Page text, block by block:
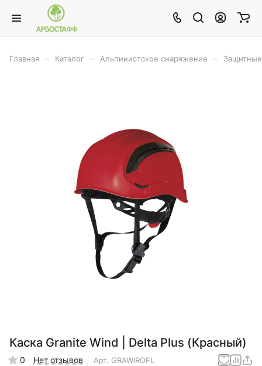
Главная Каталог Альпинистское снаряжение
Каска Granite Wind | Delta Plus (Красный)
0 Нет отзывов Арт. GRAWIROFL